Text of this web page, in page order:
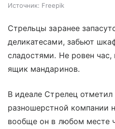
Источник: Freepik
Стрельцы заранее
деликатесами, забьют
сладостями. Не ровен
ящик мандаринов.
В идеале Стрелец
разношерстной компании
вообще он в любом месте